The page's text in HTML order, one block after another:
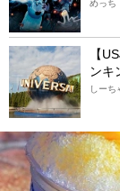
めっち
【
ンキ
しーち